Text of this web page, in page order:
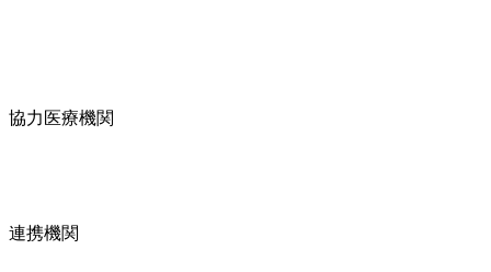
協力医療機関
連携機関